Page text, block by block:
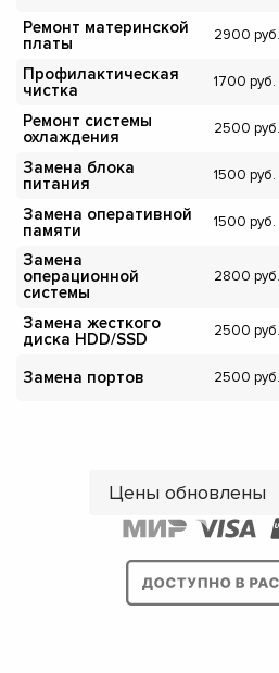
Ремонт материнской
платы
2900
Профилактическая
чистка
1700
Ремонт системы
охлаждения
2500
Замена блока
питания
1500
Замена оперативной
памяти
1500
Замена
операционной
системы
2800
Замена жесткого
диска HDD/SSD
2500
Замена портов 2500
Цены обновлены